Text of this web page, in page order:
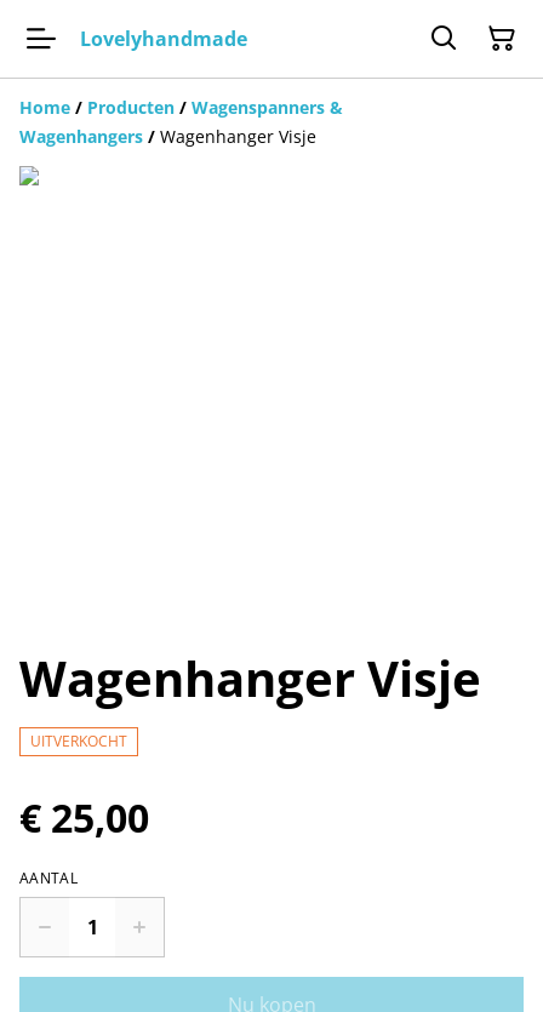
Lovelyhandmade
Home / Producten / Wagenspanners &
Wagenhangers / Wagenhanger Visje
Wagenhanger Visje
UITVERKOCHT
€ 25,00
AANTAL
Nu kopen